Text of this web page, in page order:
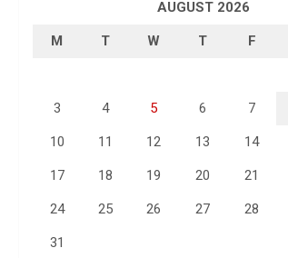
AUGUST 2026
M T W T F
3 4 5 6 7
10 11 12 13 14
17 18 19 20 21
24 25 26 27 28
31